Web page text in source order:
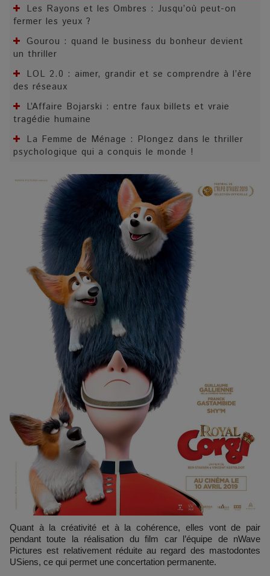
Les Rayons et les Ombres : Jusqu’où peut-on
fermer les yeux ?
Gourou : quand le business du bonheur devient
un thriller
LOL 2.0 : aimer, grandir et se comprendre à l’ère
des réseaux
L’Affaire Bojarski : entre faux billets et vraie
tragédie humaine
La Femme de Ménage : Plongez dans le thriller
psychologique qui a conquis le monde !
Quant à la créativité et à la cohérence, elles vont de pair
pendant toute la réalisation du film car l’équipe de nWave
Pictures est relativement réduite au regard des mastodontes
USiens, ce qui permet une concertation permanente.